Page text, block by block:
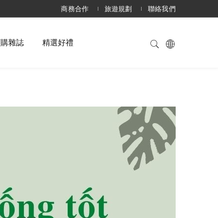
商務合作 旅遊規劃 聯絡我們
雜誌 精選好禮